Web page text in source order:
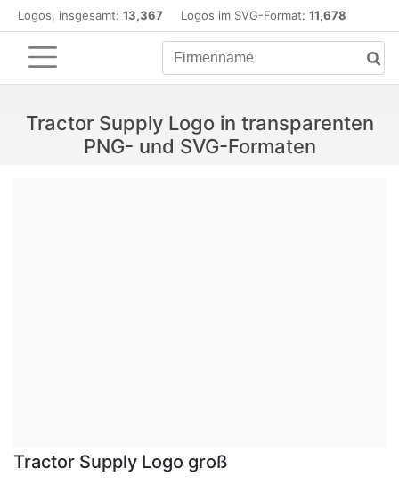
Logos, insgesamt: 13,367 Logos im SVG-Format: 11,678
Tractor Supply Logo in transparenten
PNG- und SVG-Formaten
Tractor Supply Logo groß